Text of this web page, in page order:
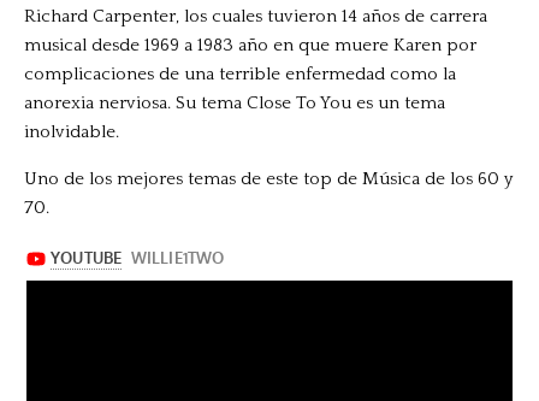
Richard Carpenter, los cuales tuvieron 14 años de carrera
musical desde 1969 a 1983 año en que muere Karen por
complicaciones de una terrible enfermedad como la
anorexia nerviosa. Su tema Close To You es un tema
inolvidable.
Uno de los mejores temas de este top de Música de los 60 y
70.